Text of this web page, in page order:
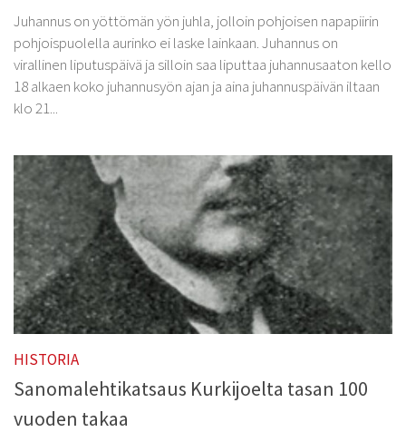
Juhannus on yöttömän yön juhla, jolloin pohjoisen napapiirin
pohjoispuolella aurinko ei laske lainkaan. Juhannus on
virallinen liputuspäivä ja silloin saa liputtaa juhannusaaton kello
18 alkaen koko juhannusyön ajan ja aina juhannuspäivän iltaan
klo 21...
HISTORIA
Sanomalehtikatsaus Kurkijoelta tasan 100
vuoden takaa